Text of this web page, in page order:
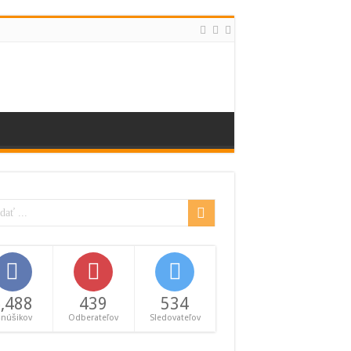
439
Odberateľov
534
Sledovateľov